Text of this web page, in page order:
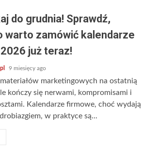
do grudnia! Sprawdź,
warto zamówić kalendarze
już teraz!
9 miesięcy ago
marketingowych na ostatnią
kończy się nerwami, kompromisami i
Kalendarze firmowe, choć wydają
w praktyce są...